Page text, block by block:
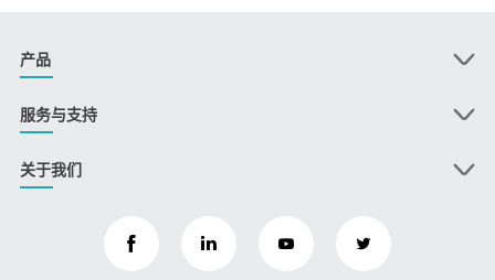
产品
服务与支持
关于我们